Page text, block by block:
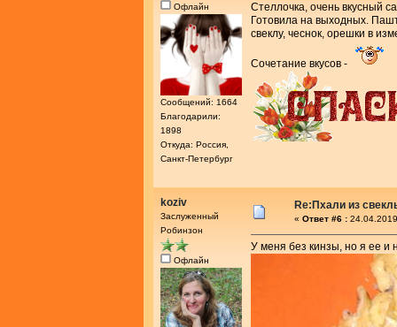
Офлайн
Сообщений: 1664
Благодарили:
1898
Откуда: Россия,
Санкт-Петербург
Стеллочка, очень вкусный
Готовила на выходных.
свеклу, чеснок, орешки в
Сочетание вкусов -
koziv
Заслуженный
Робинзон
Офлайн
Re:Пхали из
« Ответ #6 :
У меня без кинзы, но я ее и